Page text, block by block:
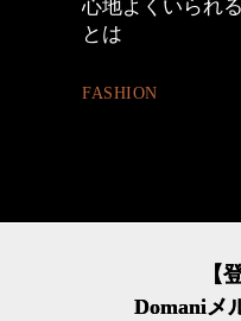
【ワーママのき
ュアル通勤】
FASHION
【
Domaniメ